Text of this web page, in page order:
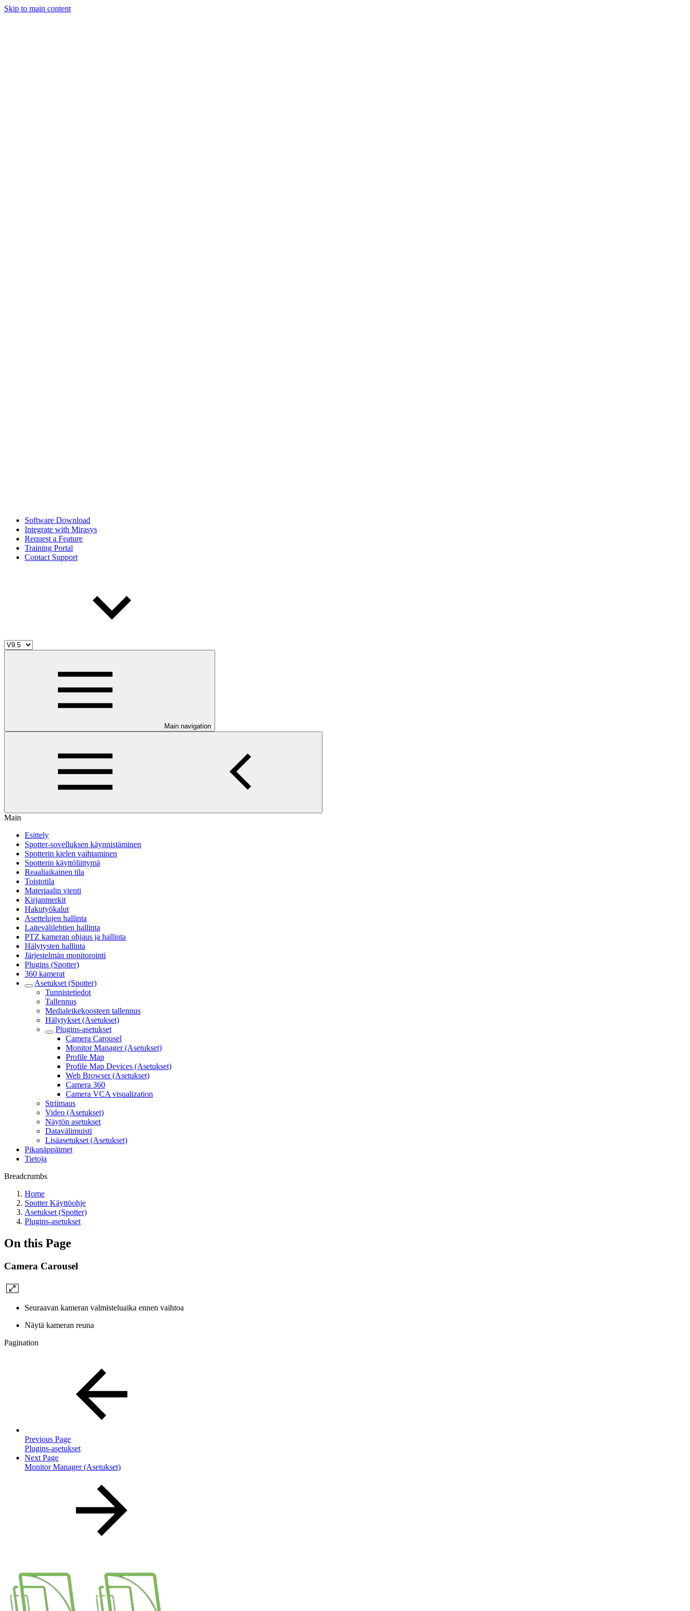
Skip to main content
Software Download
Integrate with Mirasys
Request a Feature
Training Portal
Contact Support
Main navigation
Main
Esittely
Spotter-sovelluksen käynnistäminen
Spotterin kielen vaihtaminen
Spotterin käyttöliittymä
Reaaliaikainen tila
Toistotila
Materiaalin vienti
Kirjanmerkit
Hakutyökalut
Asettelujen hallinta
Laitevälilehtien hallinta
PTZ kameran ohjaus ja hallinta
Hälytysten hallinta
Järjestelmän monitorointi
Plugins (Spotter)
360 kamerat
Asetukset (Spotter)
Tunnistetiedot
Tallennus
Medialeikekoosteen tallennus
Hälytykset (Asetukset)
Plugins-asetukset
Camera Carousel
Monitor Manager (Asetukset)
Profile Map
Profile Map Devices (Asetukset)
Web Browser (Asetukset)
Camera 360
Camera VCA visualization
Striimaus
Video (Asetukset)
Näytön asetukset
Datavälimuisti
Lisäasetukset (Asetukset)
Pikanäppäimet
Tietoja
Breadcrumbs
Home
Spotter Käyttöohje
Asetukset (Spotter)
Plugins-asetukset
On this Page
Camera Carousel
Seuraavan kameran valmisteluaika ennen vaihtoa
Näytä kameran reuna
Pagination
Previous Page
Plugins-asetukset
Next Page
Monitor Manager (Asetukset)